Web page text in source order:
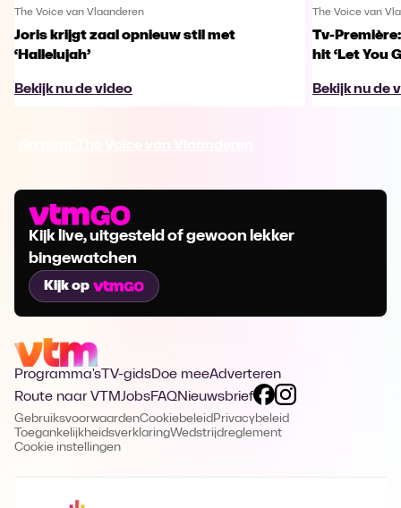
The Voice van Vlaanderen
Joris krijgt zaal opnieuw stil met
‘Hallelujah’
Bekijk nu de video
The Voice van
Tv-
hit ‘Let You
Bekijk nu de
Kijk live, uitgesteld of gewoon lekker
bingewatchen
Kijk op
Programma's TV-gidsDoe meeAdverteren
Route naar VTMJobsFAQNieuwsbrief
GebruiksvoorwaardenCookiebeleid Privacybeleid
ToegankelijkheidsverklaringWedstrijdreglement
Cookie instellingen